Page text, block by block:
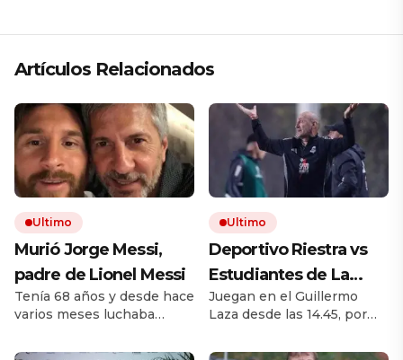
Artículos Relacionados
Ultimo
Murió Jorge Messi,
padre de Lionel Messi
Tenía 68 años y desde hace
varios meses luchaba
Padre, representante y
Ultimo
Deportivo Riestra vs
Estudiantes de La
Plata, por el Torneo
Clausura EN VIVO: a
qué hora juegan,
Juegan en el Guillermo
Laza desde las 14.45, por
Duró busca recuperarse de